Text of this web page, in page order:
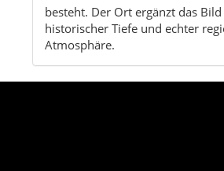
besteht. Der Ort ergänzt das
historischer Tiefe und echter
Atmosphäre.